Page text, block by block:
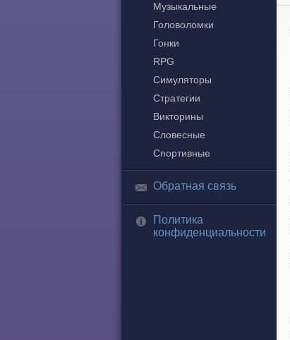
Музыкальные
Головоломки
Гонки
RPG
Симуляторы
Стратегии
Викторины
Словесные
Спортивные
Обратная связь
Политика
конфиденциальности